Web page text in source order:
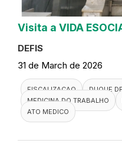
Visita a VIDA
DEFIS
31 de March de 2026
FISCALIZACAO
DUQUE
MEDICINA DO TRABALHO
ATO MEDICO